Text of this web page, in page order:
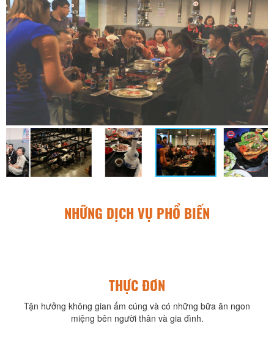
NHỮNG DỊCH VỤ PHỔ BIẾN
THỰC ĐƠN
Tận hưởng không gian ấm cúng và có những bữa ăn ngon
miệng bên người thân và gia đình.